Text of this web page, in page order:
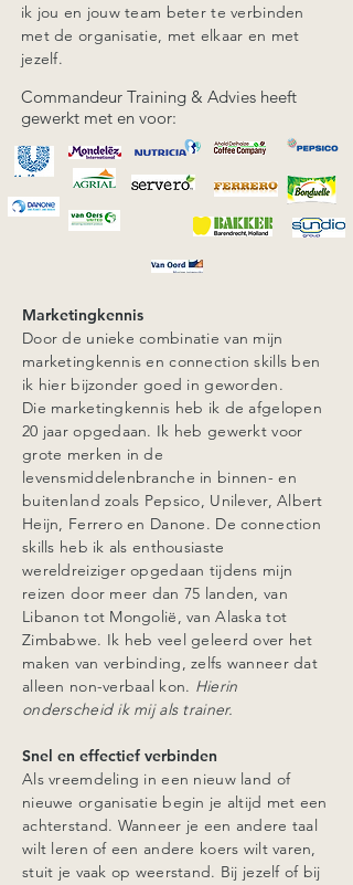
ik jou en jouw team beter te verbinden
met de organisatie, met elkaar en met
jezelf.
Commandeur Training & Advies heeft
gewerkt met en voor:
Marketingkennis
Door de unieke combinatie van mijn
marketingkennis en connection skills ben
ik hier bijzonder goed in geworden.
Die marketingkennis heb ik de afgelopen
20 jaar opgedaan. Ik heb gewerkt voor
grote merken in de
levensmiddelenbranche in binnen- en
buitenland zoals Pepsico, Unilever, Albert
Heijn, Ferrero en Danone. De connection
skills heb ik als enthousiaste
wereldreiziger opgedaan tijdens mijn
reizen door meer dan 75 landen, van
Libanon tot Mongolië, van Alaska tot
Zimbabwe. Ik heb veel geleerd over het
maken van verbinding, zelfs wanneer dat
alleen non-verbaal kon. Hierin
onderscheid ik mij als trainer.
Snel en effectief verbinden
Als vreemdeling in een nieuw land of
nieuwe organisatie begin je altijd met een
achterstand. Wanneer je een andere taal
wilt leren of een andere koers wilt varen,
stuit je vaak op weerstand. Bij jezelf of bij